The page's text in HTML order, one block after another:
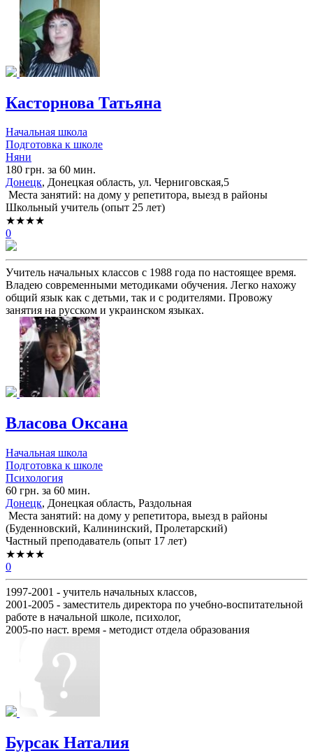
Касторнова Татьяна
Начальная школа
Подготовка к школе
Няни
180 грн. за 60 мин.
Донецк, Донецкая область, ул. Черниговская,5
Места занятий: на дому у репетитора, выезд в районы
Школьный учитель (опыт 25 лет)
★★★★
0
Учитель начальных классов с 1988 года по настоящее время.
Владею современными методиками обучения. Легко нахожу
общий язык как с детьми, так и с родителями. Провожу
занятия на русском и украинском языках.
Власова Оксана
Начальная школа
Подготовка к школе
Психология
60 грн. за 60 мин.
Донецк, Донецкая область, Раздольная
Места занятий: на дому у репетитора, выезд в районы
(Буденновский, Калининский, Пролетарский)
Частный преподаватель (опыт 17 лет)
★★★★
0
1997-2001 - учитель начальных классов,
2001-2005 - заместитель директора по учебно-воспитательной
работе в начальной школе, психолог,
2005-по наст. время - методист отдела образования
Бурсак Наталия